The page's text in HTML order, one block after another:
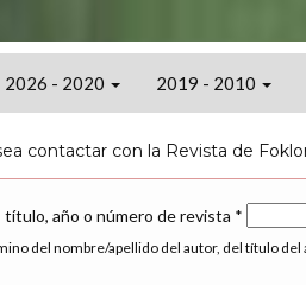
2026 - 2020 2019 - 2010
contactar con la Revista de
año o número de revista *
del nombre/apellido del autor, del título